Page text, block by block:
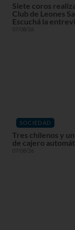
Siete coros
Club de Leones
Escuchá la
07/08/26
SOCIEDAD
Tres chilenos y
de cajero
07/08/26